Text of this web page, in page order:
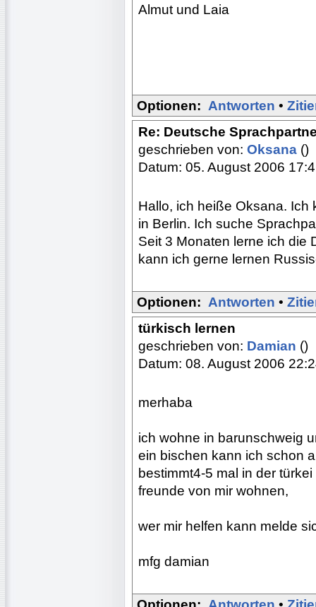
Almut und Laia
Optionen: Antworten •
Re: Deutsche
geschrieben von: Oksana ()
Datum: 05. August 2006
Hallo, ich heiße Oksana. Ich
in Berlin. Ich suche
Seit 3 Monaten lerne ich die
kann ich gerne lernen
Optionen: Antworten •
türkisch lernen
geschrieben von: Damian ()
Datum: 08. August 2006
merhaba
ich wohne in barunschweig
ein bischen kann ich schon
bestimmt4-5 mal in der
freunde von mir wohnen,
wer mir helfen kann melde
mfg damian